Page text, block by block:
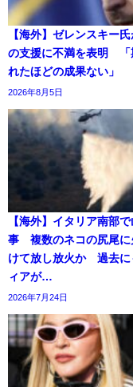
【海外】ゼレンスキー
の支援に不満を表明 「
れたほどの成果ない」
2026年8月5日
【海外】イタリア南部で
事 複数のネコの尻尾に
けて放し放火か 過去に
ィアが…
2026年7月24日